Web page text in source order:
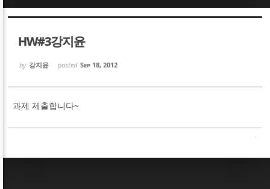
HW#3강지윤
by 강지윤 posted Sep 18, 2012
과제 제출합니다~
Sketchbook5, 스케치북5
Sketchbook5, 스케치북5
Sketchbook5, 스케치북5
Sketchbook5, 스케치북5